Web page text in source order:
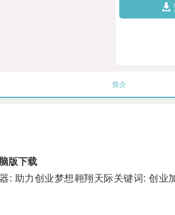
简介
版下载
力创业梦想翱翔天际关键词: 创业